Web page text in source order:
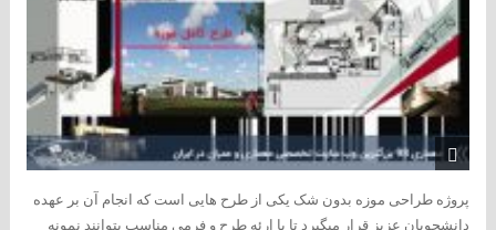
پروژه طراحی موزه بدون شک یکی از طرح هایی است که انجام آن بر عهده
دانشجویان عزیز قرار میگیرد تا با ارئه طرح و فرمی مناسب بتوانند نمونه